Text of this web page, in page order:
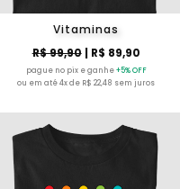
Vitaminas
R$ 99,90| R$ 89,90
pague no pix e ganhe+5% OFF
ou em até 4x de R$ 22,48 sem juros